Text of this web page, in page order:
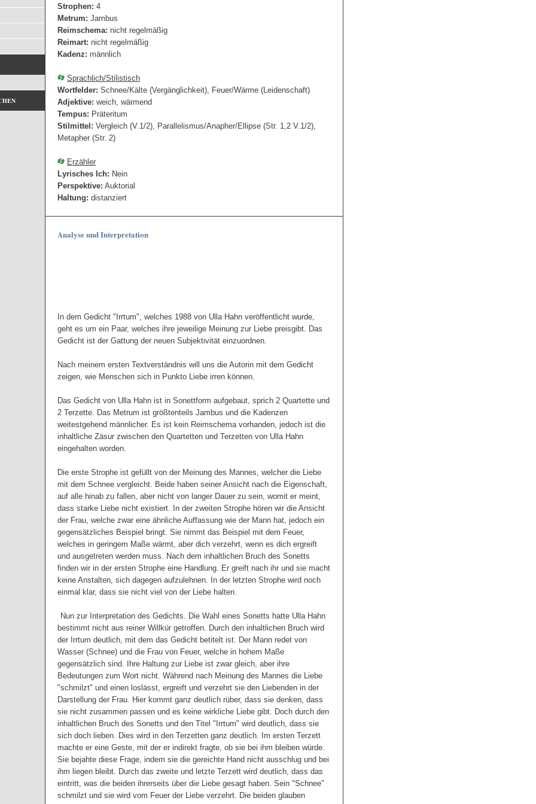
Strophen: 4
Metrum: Jambus
Reimschema: nicht regelmäßig
Reimart: nicht regelmäßig
Kadenz: männlich
Sprachlich/Stilistisch
Wortfelder: Schnee/Kälte (Vergänglichkeit), Feuer/Wärme (Leidenschaft)
Adjektive: weich, wärmend
Tempus: Präteritum
Stilmittel: Vergleich (V.1/2), Parallelismus/Anapher/Ellipse (Str. 1,2 V.1/2),
Metapher (Str. 2)
Erzähler
Lyrisches Ich: Nein
Perspektive: Auktorial
Haltung: distanziert
Analyse und Interpretation
In dem Gedicht "Irrtum", welches 1988 von Ulla Hahn veröffentlicht wurde,
geht es um ein Paar, welches ihre jeweilige Meinung zur Liebe preisgibt. Das
Gedicht ist der Gattung der neuen Subjektivität einzuordnen.
Nach meinem ersten Textverständnis will uns die Autorin mit dem Gedicht
zeigen, wie Menschen sich in Punkto Liebe irren können.
Das Gedicht von Ulla Hahn ist in Sonettform aufgebaut, sprich 2 Quartette und
2 Terzette. Das Metrum ist größtenteils Jambus und die Kadenzen
weitestgehend männlicher. Es ist kein Reimschema vorhanden, jedoch ist die
inhaltliche Zäsur zwischen den Quartetten und Terzetten von Ulla Hahn
eingehalten worden.
Die erste Strophe ist gefüllt von der Meinung des Mannes, welcher die Liebe
mit dem Schnee vergleicht. Beide haben seiner Ansicht nach die Eigenschaft,
auf alle hinab zu fallen, aber nicht von langer Dauer zu sein, womit er meint,
dass starke Liebe nicht existiert. In der zweiten Strophe hören wir die Ansicht
der Frau, welche zwar eine ähnliche Auffassung wie der Mann hat, jedoch ein
gegensätzliches Beispiel bringt. Sie nimmt das Beispiel mit dem Feuer,
welches in geringem Maße wärmt, aber dich verzehrt, wenn es dich ergreift
und ausgetreten werden muss. Nach dem inhaltlichen Bruch des Sonetts
finden wir in der ersten Strophe eine Handlung. Er greift nach ihr und sie macht
keine Anstalten, sich dagegen aufzulehnen. In der letzten Strophe wird noch
einmal klar, dass sie nicht viel von der Liebe halten.
Nun zur Interpretation des Gedichts. Die Wahl eines Sonetts hatte Ulla Hahn
bestimmt nicht aus reiner Willkür getroffen. Durch den inhaltlichen Bruch wird
der Irrtum deutlich, mit dem das Gedicht betitelt ist. Der Mann redet von
Wasser (Schnee) und die Frau von Feuer, welche in hohem Maße
gegensätzlich sind. Ihre Haltung zur Liebe ist zwar gleich, aber ihre
Bedeutungen zum Wort nicht. Während nach Meinung des Mannes die Liebe
"schmilzt" und einen loslässt, ergreift und verzehrt sie den Liebenden in der
Darstellung der Frau. Hier kommt ganz deutlich rüber, dass sie denken, dass
sie nicht zusammen passen und es keine wirkliche Liebe gibt. Doch durch den
inhaltlichen Bruch des Sonetts und den Titel "Irrtum" wird deutlich, dass sie
sich doch lieben. Dies wird in den Terzetten ganz deutlich. Im ersten Terzett
machte er eine Geste, mit der er indirekt fragte, ob sie bei ihm bleiben würde.
Sie bejahte diese Frage, indem sie die gereichte Hand nicht ausschlug und bei
ihm liegen bleibt. Durch das zweite und letzte Terzett wird deutlich, dass das
eintritt, was die beiden ihrerseits über die Liebe gesagt haben. Sein "Schnee"
schmilzt und sie wird vom Feuer der Liebe verzehrt. Die beiden glauben